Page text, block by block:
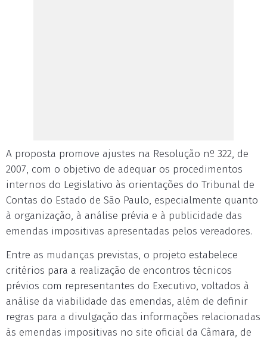
A proposta promove ajustes na Resolução nº 322, de
2007, com o objetivo de adequar os procedimentos
internos do Legislativo às orientações do Tribunal de
Contas do Estado de São Paulo, especialmente quanto
à organização, à análise prévia e à publicidade das
emendas impositivas apresentadas pelos vereadores.
Entre as mudanças previstas, o projeto estabelece
critérios para a realização de encontros técnicos
prévios com representantes do Executivo, voltados à
análise da viabilidade das emendas, além de definir
regras para a divulgação das informações relacionadas
às emendas impositivas no site oficial da Câmara, de